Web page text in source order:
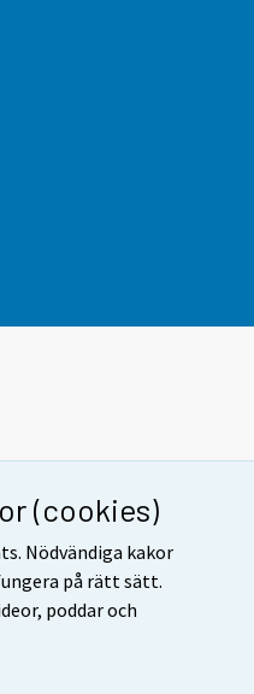
(cookies)
Nödvändiga kakor
på rätt sätt.
poddar och